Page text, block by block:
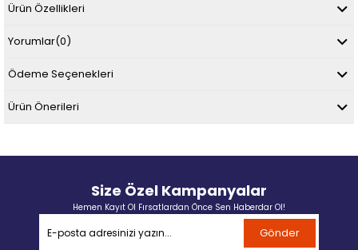
Ürün Özellikleri
Yorumlar(0)
Ödeme Seçenekleri
Ürün Önerileri
Size Özel Kampanyalar
Hemen Kayıt Ol Fırsatlardan Önce Sen Haberdar Ol!
Gönder